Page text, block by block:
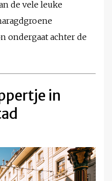
de vele leuke
ondergaat achter de
in